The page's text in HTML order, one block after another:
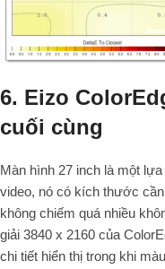
6. Eizo
cuối cùng
Màn hình 27 inch là một
video, nó có kích thước
không chiếm quá nhiều
giải 3840 x 2160 của
chi tiết hiển thị trong khi